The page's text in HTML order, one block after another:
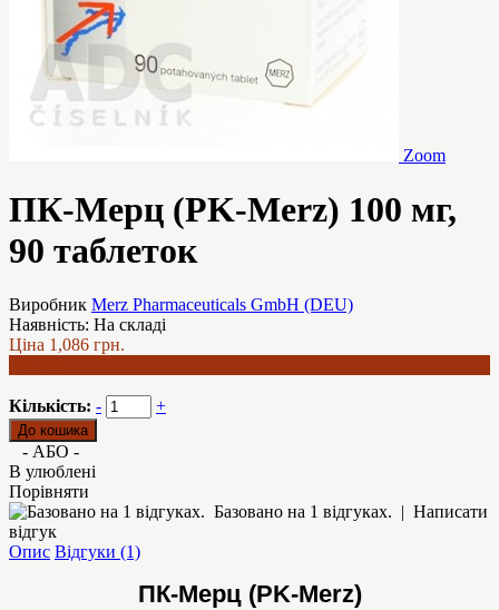
Zoom
ПК-Мерц (PK-Merz) 100 мг,
90 таблеток
Виробник Merz Pharmaceuticals GmbH (DEU)
Наявність: На складі
Ціна 1,086 грн.
Кількість: - +
- АБО -
В улюблені
Порівняти
Базовано на 1 відгуках. | Написати
відгук
Опис Відгуки (1)
ПК-Мерц (PK-Merz)